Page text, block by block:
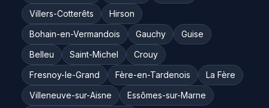
Villers-Cotterêts
Hirson
Bohain-en-Vermandois
Gauchy
Guise
Belleu
Saint-Michel
Crouy
Fresnoy-le-Grand
Fère-en-Tardenois
La Fère
Villeneuve-sur-Aisne
Essômes-sur-Marne